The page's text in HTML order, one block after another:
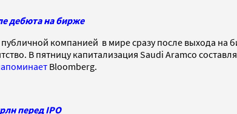
дебюта на бирже
компанией в мире сразу после выхода на
В пятницу капитализация Saudi Aramco
Bloomberg.
перед IPO